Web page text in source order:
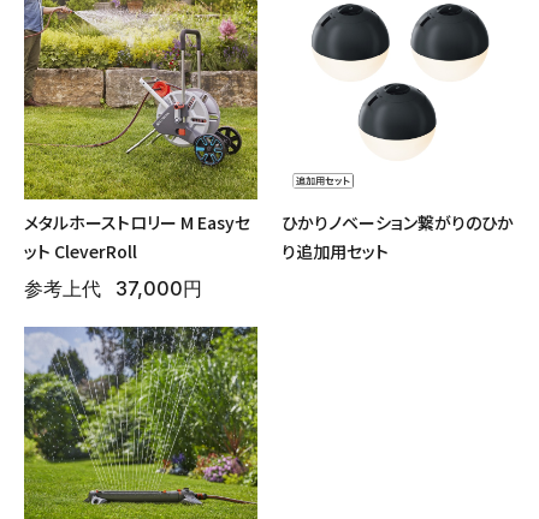
メタルホーストロリー M Easyセ
ット CleverRoll
参考上代
37,000円
ひかりノベーション繋がりのひか
り追加用セット